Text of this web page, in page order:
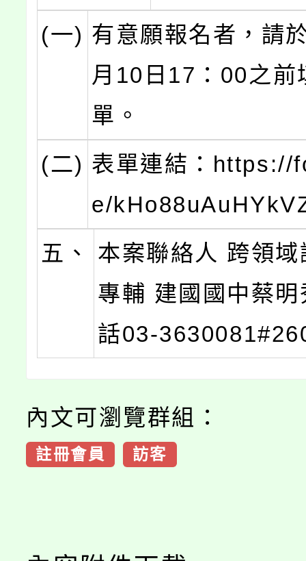
(一) 有意願報名者，請
月10日17：00之前
單。
(二) 表單連結：https://
e/
五、
本案聯絡人 跨領
專輔 建國國中蔡
話03-
內文可瀏覽群組：
註冊會員 訪客